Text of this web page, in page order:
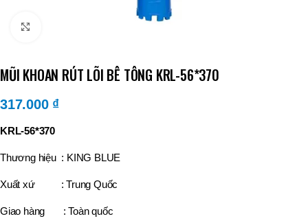
MŨI KHOAN RÚT LÕI BÊ TÔNG KRL-56*370
317.000 ₫
KRL-56*370
Thương hiệu : KING BLUE
Xuất xứ : Trung Quốc
Giao hàng : Toàn quốc